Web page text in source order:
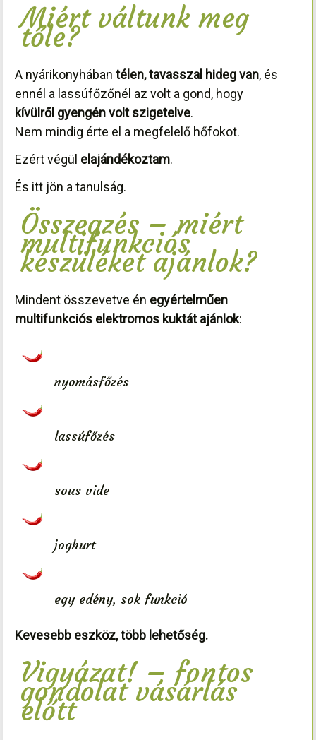
Miért váltunk meg
tőle?
A nyárikonyhábantélen, tavasszal hideg van, és
ennél a lassúfőzőnél az volt a gond, hogy
kívülről gyengén volt szigetelve.
Nem mindig érte el a megfelelő hőfokot.
Ezért végül elajándékoztam.
És itt jön a tanulság.
Összegzés – miért
multifunkciós
készüléket ajánlok?
Mindent összevetve én egyértelműen
multifunkciós elektromos kuktát ajánlok:
nyomásfőzés
lassúfőzés
sous vide
joghurt
egy edény, sok funkció
Kevesebb eszköz, több lehetőség.
Vigyázat! – fontos
gondolat vásárlás
előtt